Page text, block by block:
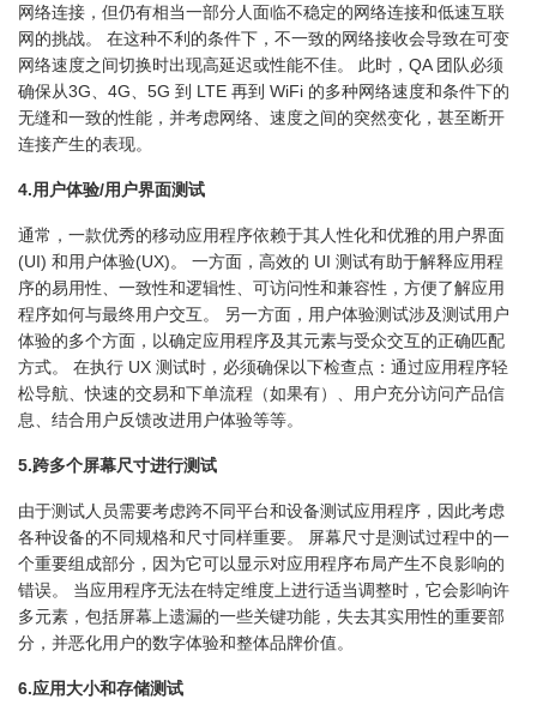
网络连接，但仍有相当一部分人面临不稳定的网络连接和低速互联
网的挑战。 在这种不利的条件下，不一致的网络接收会导致在可变
网络速度之间切换时出现高延迟或性能不佳。 此时，QA 团队必须
确保从3G、4G、5G 到 LTE 再到 WiFi 的多种网络速度和条件下的
无缝和一致的性能，并考虑网络、速度之间的突然变化，甚至断开
连接产生的表现。
4.用户体验/用户界面测试
通常，一款优秀的移动应用程序依赖于其人性化和优雅的用户界面
(UI) 和用户体验(UX)。 一方面，高效的 UI 测试有助于解释应用程
序的易用性、一致性和逻辑性、可访问性和兼容性，方便了解应用
程序如何与最终用户交互。 另一方面，用户体验测试涉及测试用户
体验的多个方面，以确定应用程序及其元素与受众交互的正确匹配
方式。 在执行 UX 测试时，必须确保以下检查点：通过应用程序轻
松导航、快速的交易和下单流程（如果有）、用户充分访问产品信
息、结合用户反馈改进用户体验等等。
5.跨多个屏幕尺寸进行测试
由于测试人员需要考虑跨不同平台和设备测试应用程序，因此考虑
各种设备的不同规格和尺寸同样重要。 屏幕尺寸是测试过程中的一
个重要组成部分，因为它可以显示对应用程序布局产生不良影响的
错误。 当应用程序无法在特定维度上进行适当调整时，它会影响许
多元素，包括屏幕上遗漏的一些关键功能，失去其实用性的重要部
分，并恶化用户的数字体验和整体品牌价值。
6.应用大小和存储测试